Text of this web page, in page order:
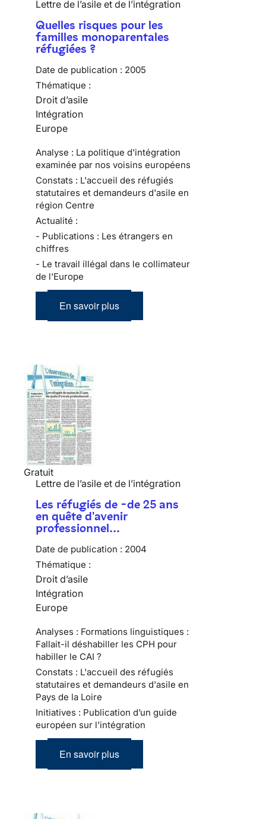
Lettre de l’asile et de l’intégration
Quelles risques pour les
familles monoparentales
réfugiées ?
Date de publication : 2005
Thématique :
Droit d’asile
Intégration
Europe
Analyse : La politique d'intégration
examinée par nos voisins européens
Constats : L'accueil des réfugiés
statutaires et demandeurs d'asile en
région Centre
Actualité :
- Publications : Les étrangers en
chiffres
- Le travail illégal dans le collimateur
de l'Europe
En savoir plus
Gratuit
Lettre de l’asile et de l’intégration
Les réfugiés de -de 25 ans
en quête d'avenir
professionnel…
Date de publication : 2004
Thématique :
Droit d’asile
Intégration
Europe
Analyses : Formations linguistiques :
Fallait-il déshabiller les CPH pour
habiller le CAI ?
Constats : L'accueil des réfugiés
statutaires et demandeurs d'asile en
Pays de la Loire
Initiatives : Publication d’un guide
européen sur l’intégration
En savoir plus